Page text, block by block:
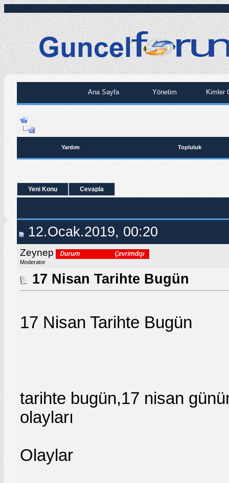
Ana Sayfa Yönetim Kimler
Yardım Topluluk
Yeni Konu Cevapla
12.Ocak.2019, 00:20
Zeynep
Moderator
17 Nisan Tarihte Bugün
17 Nisan Tarihte Bugün
tarihte bugün,17 nisan
olayları
Olaylar